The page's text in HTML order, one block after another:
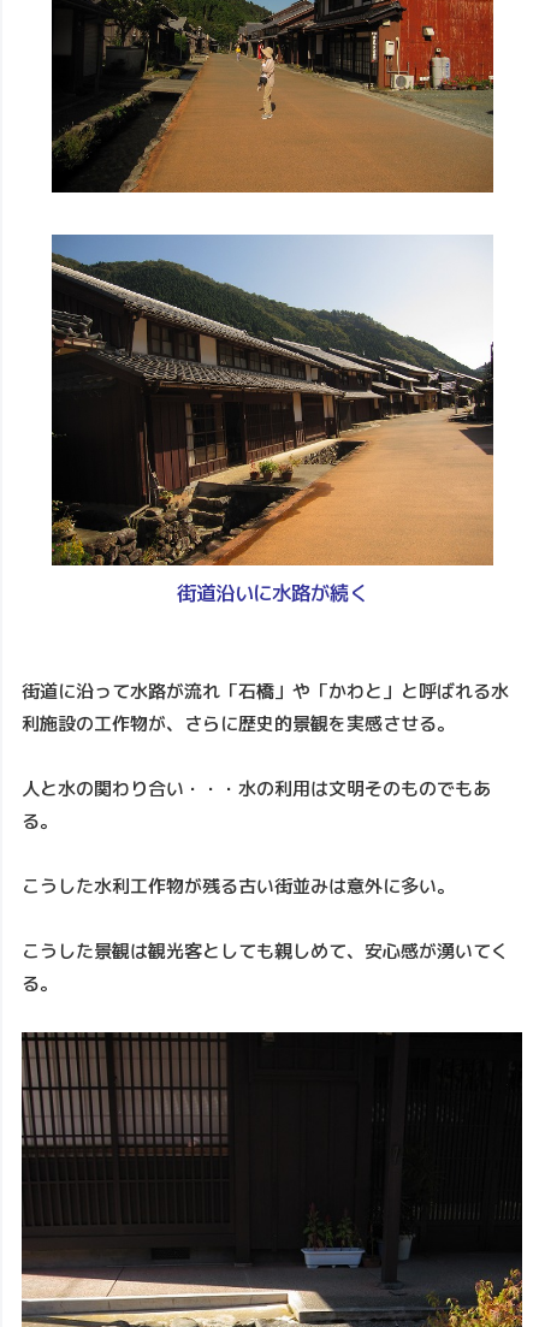
街道沿いに水路が続く
街道に沿って水路が流れ「石橋」や「かわと」と呼ばれる水
利施設の工作物が、さらに歴史的景観を実感させる。
人と水の関わり合い・・・水の利用は文明そのものでもあ
る。
こうした水利工作物が残る古い街並みは意外に多い。
こうした景観は観光客としても親しめて、安心感が湧いてく
る。